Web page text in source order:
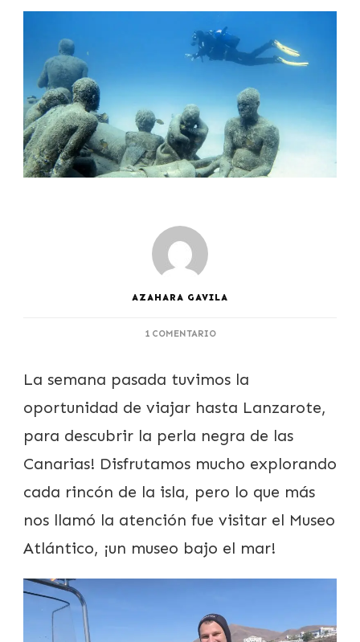
AZAHARA GAVILA
1 COMENTARIOEN
EL
ATLÁNTICO
LANZAROTE
La semana pasada tuvimos la
oportunidad de viajar hasta Lanzarote,
para descubrir la perla negra de las
Canarias! Disfrutamos mucho explorando
cada rincón de la isla, pero lo que más
nos llamó la atención fue visitar el Museo
Atlántico, ¡un museo bajo el mar!